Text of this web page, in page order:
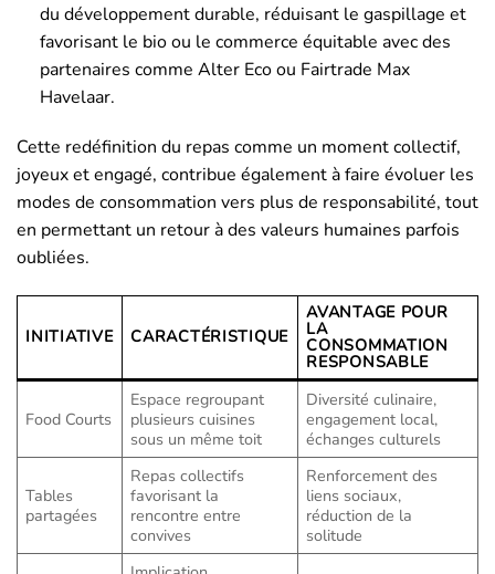
du développement durable, réduisant le gaspillage et
favorisant le bio ou le commerce équitable avec des
partenaires comme Alter Eco ou Fairtrade Max
Havelaar.
Cette redéfinition du repas comme un moment collectif,
joyeux et engagé, contribue également à faire évoluer les
modes de consommation vers plus de responsabilité, tout
en permettant un retour à des valeurs humaines parfois
oubliées.
INITIATIVE CARACTÉRISTIQUE
AVANTAGE POUR
LA
CONSOMMATION
RESPONSABLE
Food Courts
Espace regroupant
plusieurs cuisines
sous un même toit
Diversité culinaire,
engagement local,
échanges culturels
Tables
partagées
Repas collectifs
favorisant la
rencontre entre
convives
Renforcement des
liens sociaux,
réduction de la
solitude